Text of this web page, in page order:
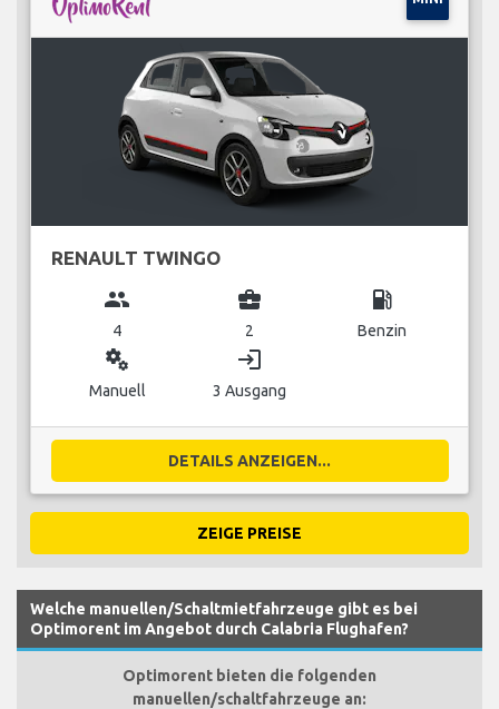
RENAULT TWINGO
group
4
business_center
2
local_gas_station
Benzin
miscellaneous_services
Manuell
login
3 Ausgang
DETAILS ANZEIGEN...
ZEIGE PREISE
Welche manuellen/Schaltmietfahrzeuge gibt es bei
Optimorent im Angebot durch Calabria Flughafen?
Optimorent bieten die folgenden
manuellen/schaltfahrzeuge an: